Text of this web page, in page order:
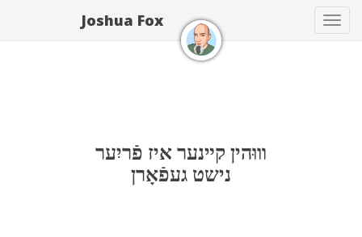
Toggle
Joshua Fox
װוּהין קײנער איז פֿריִער
נישט געפֿאָרן